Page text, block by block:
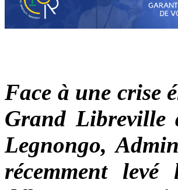
Face à une crise
Grand Libreville
Legnongo,
récemment